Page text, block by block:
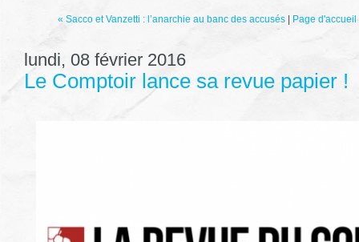
« Sacco et Vanzetti : l’anarchie au banc des accusés Page d'accueil
lundi, 08 février 2016
Le Comptoir lance sa revue papier !